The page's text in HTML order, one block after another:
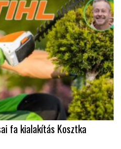
fa kialakítás Kosztka